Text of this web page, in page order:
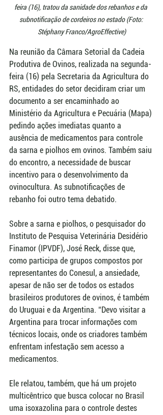
feira (16), tratou da sanidade dos rebanhos e da
subnotificação de cordeiros no estado (Foto:
Stéphany Franco/AgroEffective)
Na reunião da Câmara Setorial da Cadeia
Produtiva de Ovinos, realizada na segunda-
feira (16) pela Secretaria da Agricultura do
RS, entidades do setor decidiram criar um
documento a ser encaminhado ao
Ministério da Agricultura e Pecuária (Mapa)
pedindo ações imediatas quanto a
ausência de medicamentos para controle
da sarna e piolhos em ovinos. Também saiu
do encontro, a necessidade de buscar
incentivo para o desenvolvimento da
ovinocultura. As subnotificações de
rebanho foi outro tema debatido.
Sobre a sarna e piolhos, o pesquisador do
Instituto de Pesquisa Veterinária Desidério
Finamor (IPVDF), José Reck, disse que,
como participa de grupos compostos por
representantes do Conesul, a ansiedade,
apesar de não ser de todos os estados
brasileiros produtores de ovinos, é também
do Uruguai e da Argentina. “Devo visitar a
Argentina para trocar informações com
técnicos locais, onde os criadores também
enfrentam infestação sem acesso a
medicamentos.
Ele relatou, também, que há um projeto
multicêntrico que busca colocar no Brasil
uma isoxazolina para o controle destes